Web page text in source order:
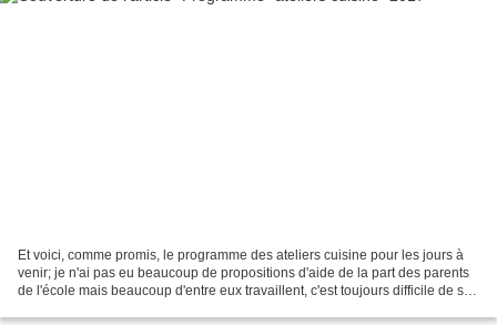
Et voici, comme promis, le programme des ateliers cuisine pour les jours à
venir; je n'ai pas eu beaucoup de propositions d'aide de la part des parents
de l'école mais beaucoup d'entre eux travaillent, c'est toujours difficile de se